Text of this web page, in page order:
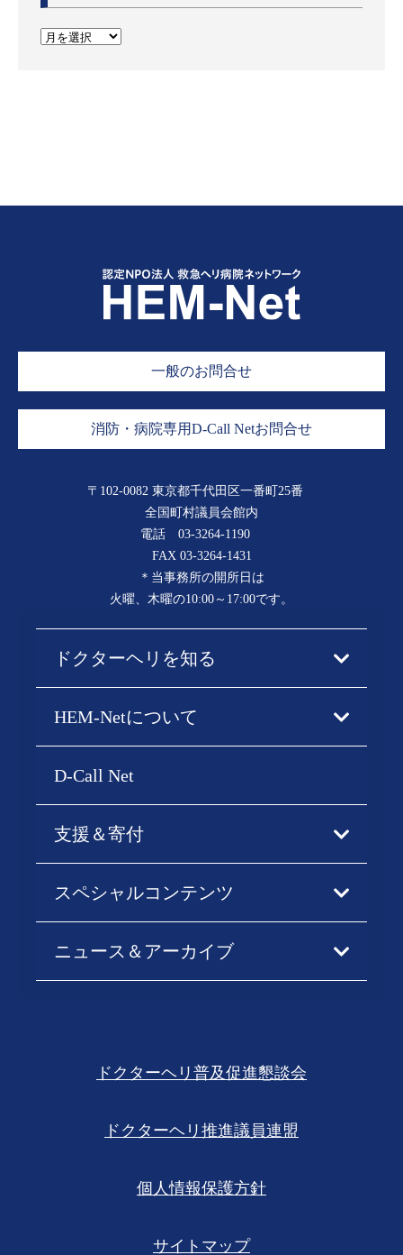
一般のお問合せ
消防・病院専用D-Call Netお問合せ
〒102-0082 東京都千代田区一番町25番
全国町村議員会館内
電話 03-3264-1190
FAX 03-3264-1431
＊当事務所の開所日は
火曜、木曜の10:00～17:00です。
ドクターヘリを知る
HEM-Netについて
D-Call Net
支援＆寄付
スペシャルコンテンツ
ニュース＆アーカイブ
ドクターヘリ普及促進懇談会
ドクターヘリ推進議員連盟
個人情報保護方針
サイトマップ